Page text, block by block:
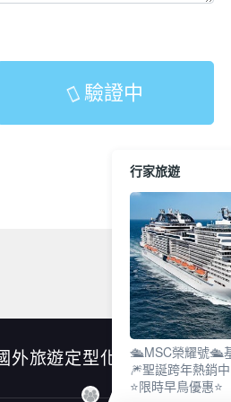
驗證中
外旅遊定型化契約書
行家旅遊
🛳️MSC榮耀號🛳️
🎆聖誕跨年熱銷
⭐限時早鳥優惠⭐